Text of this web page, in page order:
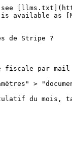
see
available as
de Stripe ?
fiscale par
>
du mois,